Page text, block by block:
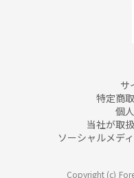
サ
特定商
個
当社が取
ソーシャルメデ
Copyright (c)